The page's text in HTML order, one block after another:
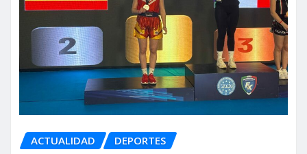
ACTUALIDAD DEPORTES